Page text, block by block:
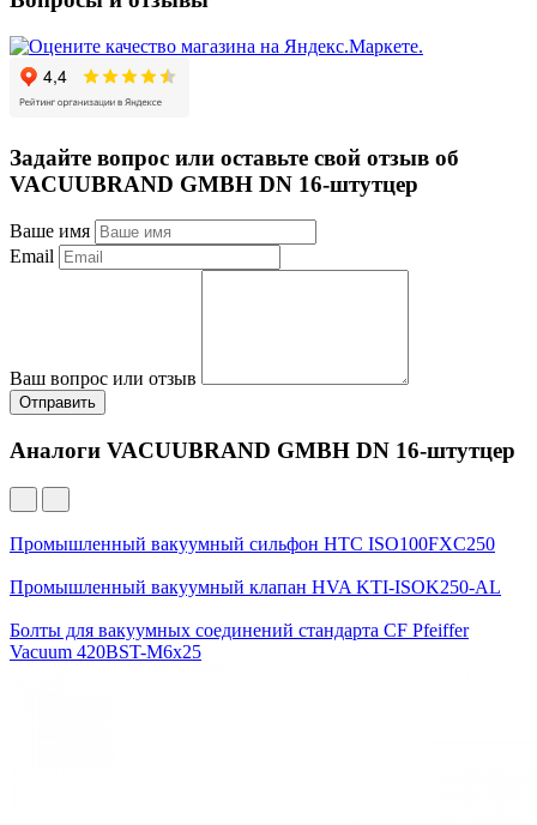
Задайте вопрос или оставьте свой отзыв об
VACUUBRAND GMBH DN 16-штутцер
Ваше имя
Email
Ваш вопрос или отзыв
Отправить
Аналоги VACUUBRAND GMBH DN 16-штутцер
Промышленный вакуумный сильфон HTC ISO100FXC250
Промышленный вакуумный клапан HVA KTI-ISOK250-AL
Болты для вакуумных соединений стандарта CF Pfeiffer
Vacuum 420BST-M6x25